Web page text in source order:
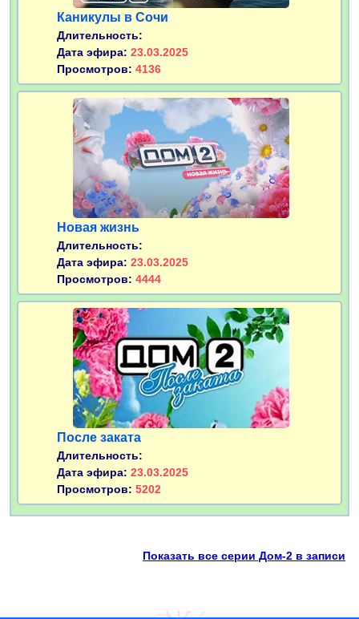
Каникулы в Сочи
Длительность:
Дата эфира: 23.03.2025
Просмотров: 4136
Новая жизнь
Длительность:
Дата эфира: 23.03.2025
Просмотров: 4444
После заката
Длительность:
Дата эфира: 23.03.2025
Просмотров: 5202
Показать все серии Дом-2 в записи